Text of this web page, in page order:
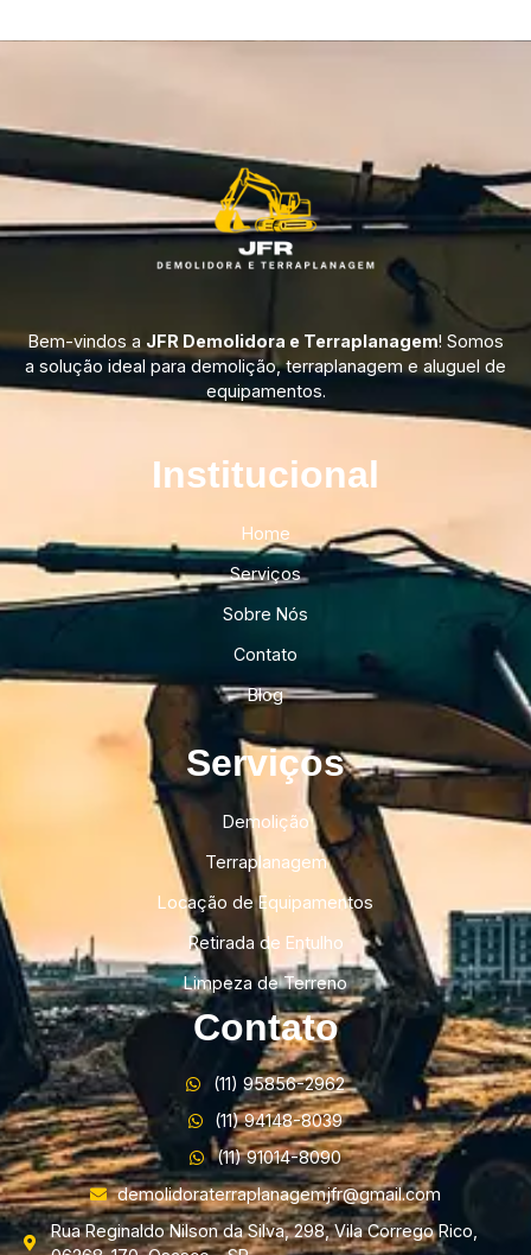
Bem-vindos a JFR Demolidora e Terraplanagem! Somos
a solução ideal para demolição, terraplanagem e aluguel de
equipamentos.
Institucional​
Home
Serviços
Sobre Nós
Contato
Blog
Serviços
Demolição
Terraplanagem
Locação de Equipamentos
Retirada de Entulho
Limpeza de Terreno
Contato
(11) 95856-2962
(11) 94148-8039
(11) 91014-8090
demolidoraterraplanagemjfr@gmail.com
Rua Reginaldo Nilson da Silva, 298, Vila Corrego Rico,